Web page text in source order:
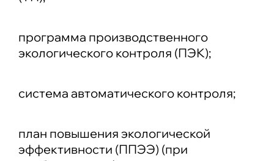
программа производственного
экологического контроля (ПЭК);
система автоматического контроля;
план повышения экологической
эффективности (ППЭЭ) (при